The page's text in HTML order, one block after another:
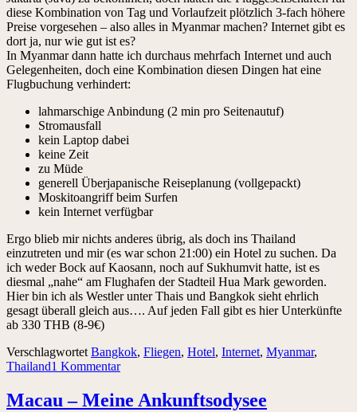
diese Kombination von Tag und Vorlaufzeit plötzlich 3-fach höhere
Preise vorgesehen – also alles in Myanmar machen? Internet gibt es
dort ja, nur wie gut ist es?
In Myanmar dann hatte ich durchaus mehrfach Internet und auch
Gelegenheiten, doch eine Kombination diesen Dingen hat eine
Flugbuchung verhindert:
lahmarschige Anbindung (2 min pro Seitenautuf)
Stromausfall
kein Laptop dabei
keine Zeit
zu Müde
generell Überjapanische Reiseplanung (vollgepackt)
Moskitoangriff beim Surfen
kein Internet verfügbar
Ergo blieb mir nichts anderes übrig, als doch ins Thailand
einzutreten und mir (es war schon 21:00) ein Hotel zu suchen. Da
ich weder Bock auf Kaosann, noch auf Sukhumvit hatte, ist es
diesmal „nahe“ am Flughafen der Stadteil Hua Mark geworden.
Hier bin ich als Westler unter Thais und Bangkok sieht ehrlich
gesagt überall gleich aus…. Auf jeden Fall gibt es hier Unterkünfte
ab 330 THB (8-9€)
Verschlagwortet Bangkok, Fliegen, Hotel, Internet, Myanmar,
Thailand1 Kommentar
Macau – Meine Ankunftsodysee